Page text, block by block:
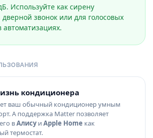
Используйте как сирену
звонок или для голосовых
кондиционера
ваш обычный кондиционер умным
А поддержка Matter позволяет
вАлисуиApple Home как
термостат.